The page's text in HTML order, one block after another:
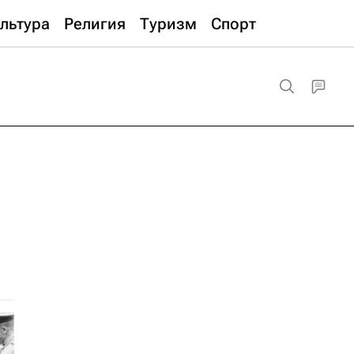
Религия Туризм Спорт